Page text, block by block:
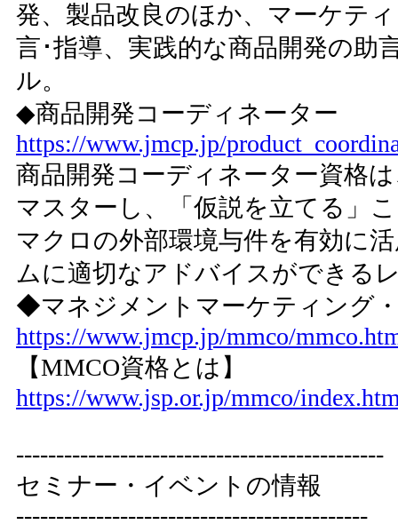
発、製品改良のほか、マーケテ
言･指導、実践的な商品開発の助
ル。
◆商品開発コーディネーター
https://www.jmcp.jp/
商品開発コーディネーター資格
マスターし、「仮説を立てる」
マクロの外部環境与件を有効に
ムに適切なアドバイスができる
◆マネジメントマーケティング
https://www.jmcp.jp/mmco/
【MMCO資格とは】
https://www.jsp.or.jp/mmco/
----------------------------------------------
セミナー・イベントの情報
--------------------------------------------